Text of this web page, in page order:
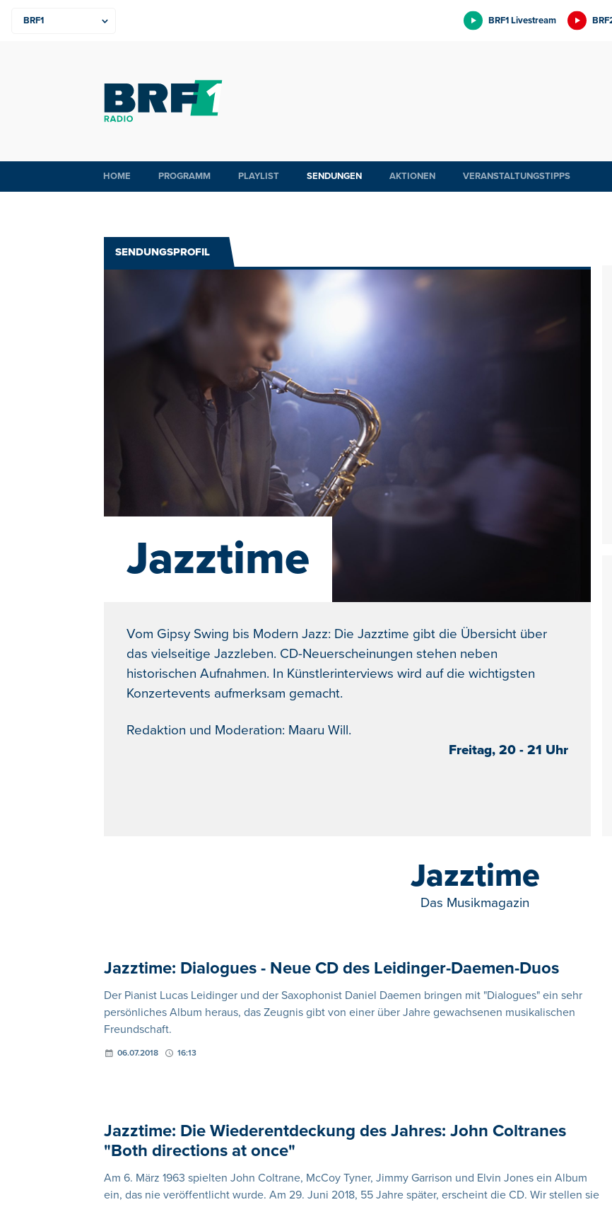
BRF1 Livestream
HOME PROGRAMM PLAYLIST SENDUNGEN AKTIONEN VERANSTALTUNGSTIPPS
SENDUNGSPROFIL
Jazztime
Vom Gipsy Swing bis Modern Jazz: Die Jazztime gibt die Übersicht über
das vielseitige Jazzleben. CD-Neuerscheinungen stehen neben
historischen Aufnahmen. In Künstlerinterviews wird auf die wichtigsten
Konzertevents aufmerksam gemacht.
Redaktion und Moderation: Maaru Will.
Freitag, 20 - 21 Uhr
Jazztime
Das Musikmagazin
Jazztime: Dialogues - Neue CD des Leidinger-Daemen-Duos
Der Pianist Lucas Leidinger und der Saxophonist Daniel Daemen bringen mit "Dialogues" ein sehr
persönliches Album heraus, das Zeugnis gibt von einer über Jahre gewachsenen musikalischen
Freundschaft.
06.07.2018 16:13
Jazztime: Die Wiederentdeckung des Jahres: John Coltranes
"Both directions at once"
Am 6. März 1963 spielten John Coltrane, McCoy Tyner, Jimmy Garrison und Elvin Jones ein Album
ein, das nie veröffentlicht wurde. Am 29. Juni 2018, 55 Jahre später, erscheint die CD. Wir stellen sie